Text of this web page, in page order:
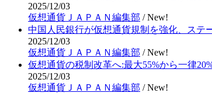
2025/12/03
仮想通貨ＪＡＰＡＮ編集部 /New!
中国人民銀行が仮想通貨規制を強化、ステ
2025/12/03
仮想通貨ＪＡＰＡＮ編集部 /New!
仮想通貨の税制改革へ:最大55%から一律
2025/12/03
仮想通貨ＪＡＰＡＮ編集部 /New!